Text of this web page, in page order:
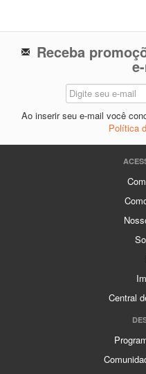
Receba
Ao inserir seu e-mail você
Política
Central